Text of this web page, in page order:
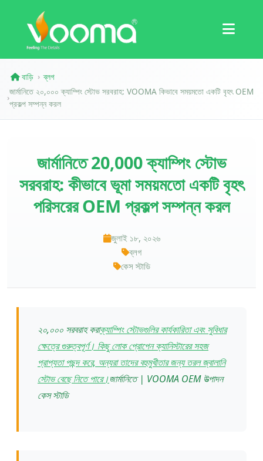
সার্টিফিকেশন
কেস স্টাডি
বাড়ি › ব্লগ
›
জার্মানিতে ২০,০০০ ক্যাম্পিং স্টোভ সরবরাহ: VOOMA কিভাবে সময়মতো একটি বৃহৎ OEM
প্রকল্প সম্পন্ন করল
জার্মানিতে 20,000 ক্যাম্পিং স্টোভ
সরবরাহ: কীভাবে ভূমা সময়মতো একটি বৃহৎ
পরিসরের OEM প্রকল্প সম্পন্ন করল
জুলাই ১৮, ২০২৬
ব্লগ
কেস স্টাডি
২০,০০০ সরবরাহ করাক্যাম্পিং স্টোভগুলির কার্যকারিতা এবং সুবিধার
ক্ষেত্রে গুরুত্বপূর্ণ। কিছু লোক প্রোপেন ক্যানিস্টারের সহজ
প্রাপ্যতা পছন্দ করে, অন্যরা তাদের বহুমুখীতার জন্য তরল জ্বালানি
স্টোভ বেছে নিতে পারে।জার্মানিতে | VOOMA OEM উত্পাদন
কেস স্টাডি